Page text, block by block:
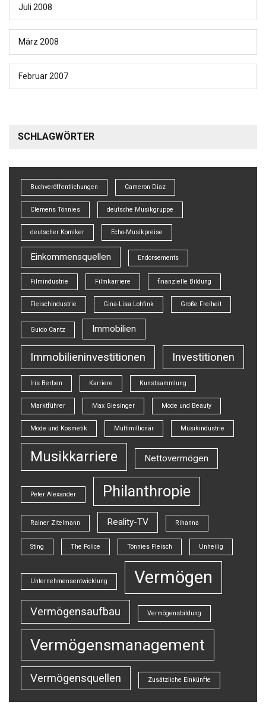
Juli 2008
März 2008
Februar 2007
SCHLAGWÖRTER
Buchveröffentlichungen Cameron Diaz
Clemens Tönnies deutsche Musikgruppe
deutscher Komiker Echo-Musikpreise
Einkommensquellen Endorsements
Filmindustrie Filmkarriere finanzielle Bildung
Fleischindustrie Gina-Lisa Lohfink Große Freiheit
Guido Cantz Immobilien
Immobilieninvestitionen Investitionen
Iris Berben Karriere Kunstsammlung
Marktführer Max Giesinger Mode und Beauty
Mode und Kosmetik Multimillionär Musikindustrie
Musikkarriere Nettovermögen
Peter Alexander Philanthropie
Rainer Zitelmann Reality-TV Rihanna
Sting The Police Tönnies Fleisch Unheilig
Unternehmensentwicklung Vermögen
Vermögensaufbau Vermögensbildung
Vermögensmanagement
Vermögensquellen Zusätzliche Einkünfte